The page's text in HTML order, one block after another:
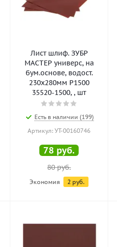
Лист шлиф. ЗУБР
МАСТЕР универс, на
бум.основе, водост.
230х280мм Р1500
35520-1500, , шт
Есть в наличии (199)
Артикул: УТ-00160746
78 руб.
80руб.
Экономия 2 руб.